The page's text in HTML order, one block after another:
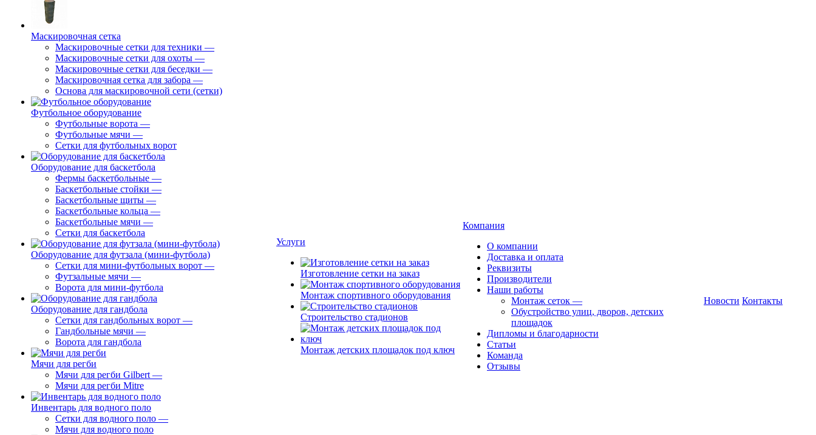
Маскировочная сетка
Маскировочные сетки для техники —
Маскировочные сетки для охоты —
Маскировочные сетки для беседки —
Маскировочная сетка для забора —
Основа для маскировочной сети (сетки)
Футбольное оборудование
Футбольные ворота —
Футбольные мячи —
Сетки для футбольных ворот
Оборудование для баскетбола
Фермы баскетбольные —
Баскетбольные стойки —
Баскетбольные щиты —
Баскетбольные кольца —
Баскетбольные мячи —
Сетки для баскетбола
Оборудование для футзала (мини-футбола)
Сетки для мини-футбольных ворот —
Футзальные мячи —
Ворота для мини-футбола
Оборудование для гандбола
Сетки для гандбольных ворот —
Гандбольные мячи —
Ворота для гандбола
Мячи для регби
Мячи для регби Gilbert —
Мячи для регби Mitre
Инвентарь для водного поло
Сетки для водного поло —
Мячи для водного поло
Услуги
Изготовление сетки на заказ
Монтаж спортивного оборудования
Строительство стадионов
Монтаж детских площадок под ключ
Компания
О компании
Доставка и оплата
Реквизиты
Производители
Наши работы
Монтаж сеток —
Обустройство улиц, дворов, детских
площадок
Дипломы и благодарности
Статьи
Команда
Отзывы
Новости Контакты